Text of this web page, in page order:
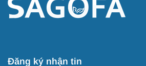
Đăng ký nhận tin